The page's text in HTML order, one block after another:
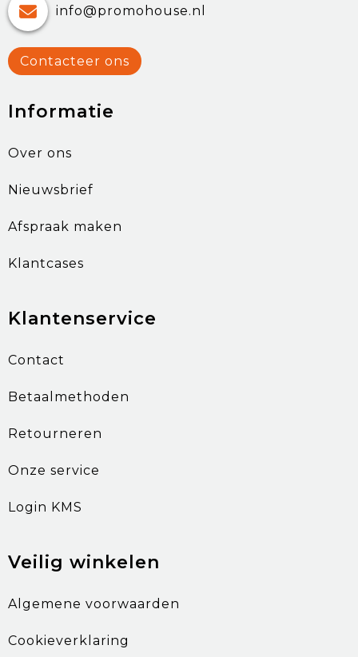
info@promohouse.nl
Contacteer ons
Informatie
Over ons
Nieuwsbrief
Afspraak maken
Klantcases
Klantenservice
Contact
Betaalmethoden
Retourneren
Onze service
Login KMS
Veilig winkelen
Algemene voorwaarden
Cookieverklaring